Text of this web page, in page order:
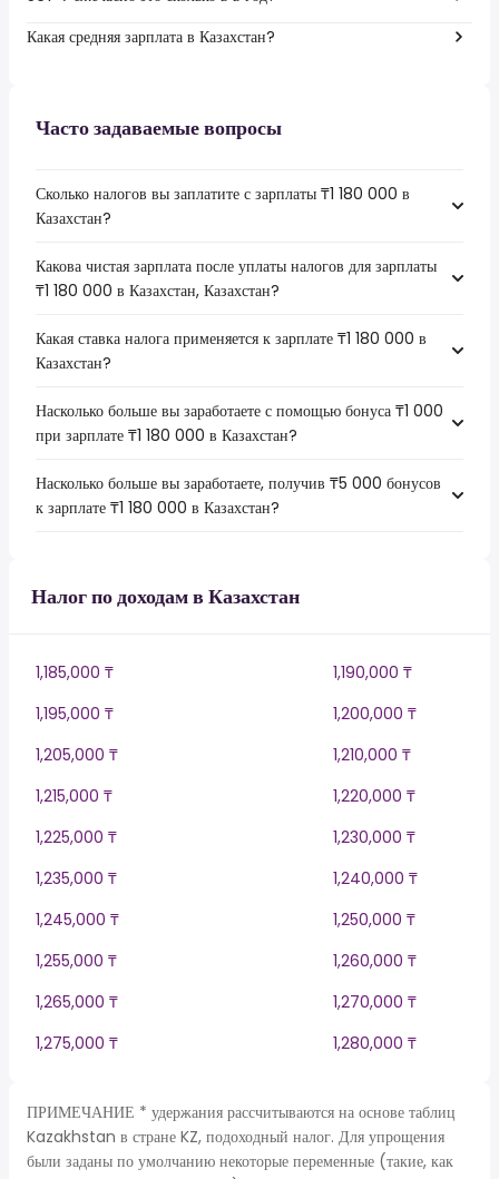
Какая средняя зарплата в Казахстан?
Часто задаваемые вопросы
Сколько налогов вы заплатите с зарплаты ₸1 180 000 в
Казахстан?
Какова чистая зарплата после уплаты налогов для зарплаты
₸1 180 000 в Казахстан, Казахстан?
Какая ставка налога применяется к зарплате ₸1 180 000 в
Казахстан?
Насколько больше вы заработаете с помощью бонуса ₸1 000
при зарплате ₸1 180 000 в Казахстан?
Насколько больше вы заработаете, получив ₸5 000 бонусов
к зарплате ₸1 180 000 в Казахстан?
Налог по доходам в Казахстан
1,185,000 ₸
1,190,000 ₸
1,195,000 ₸
1,200,000 ₸
1,205,000 ₸
1,210,000 ₸
1,215,000 ₸
1,220,000 ₸
1,225,000 ₸
1,230,000 ₸
1,235,000 ₸
1,240,000 ₸
1,245,000 ₸
1,250,000 ₸
1,255,000 ₸
1,260,000 ₸
1,265,000 ₸
1,270,000 ₸
1,275,000 ₸
1,280,000 ₸
ПРИМЕЧАНИЕ * удержания рассчитываются на основе таблиц
Kazakhstan в стране KZ, подоходный налог. Для упрощения
были заданы по умолчанию некоторые переменные (такие, как